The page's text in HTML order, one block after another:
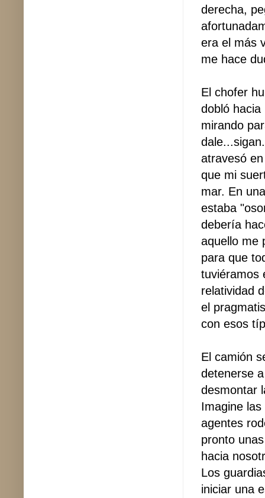
derecha,
era el más
me hace
El chofer
dobló hacia
mirando
atravesó
que mi
mar. En
estaba
debería
aquello me
para que
tuviéramos
relatividad
el
con esos
El camión
detenerse
desmontar
Imagine
agentes
pronto
hacia
Los
iniciar una